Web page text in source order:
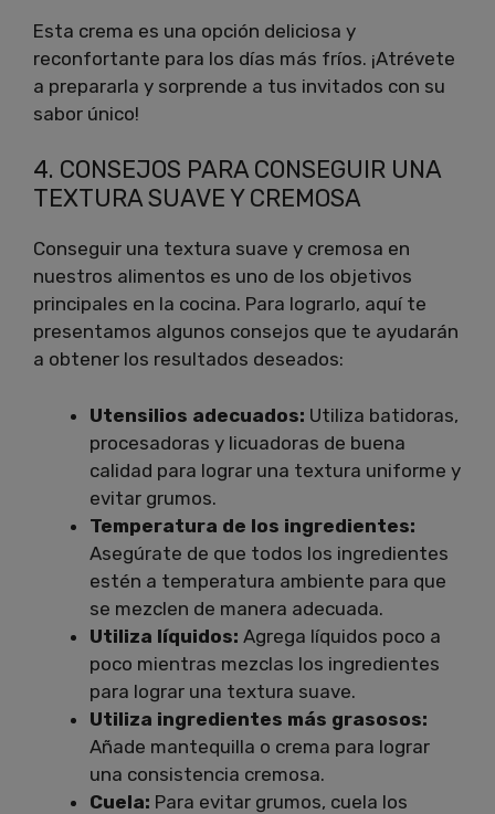
Esta crema es una opción deliciosa y
reconfortante para los días más fríos. ¡Atrévete
a prepararla y sorprende a tus invitados con su
sabor único!
4. CONSEJOS PARA CONSEGUIR UNA
TEXTURA SUAVE Y CREMOSA
Conseguir una textura suave y cremosa en
nuestros alimentos es uno de los objetivos
principales en la cocina. Para lograrlo, aquí te
presentamos algunos consejos que te ayudarán
a obtener los resultados deseados:
Utensilios adecuados: Utiliza batidoras,
procesadoras y licuadoras de buena
calidad para lograr una textura uniforme y
evitar grumos.
Temperatura de los ingredientes:
Asegúrate de que todos los ingredientes
estén a temperatura ambiente para que
se mezclen de manera adecuada.
Utiliza líquidos: Agrega líquidos poco a
poco mientras mezclas los ingredientes
para lograr una textura suave.
Utiliza ingredientes más grasosos:
Añade mantequilla o crema para lograr
una consistencia cremosa.
Cuela: Para evitar grumos, cuela los